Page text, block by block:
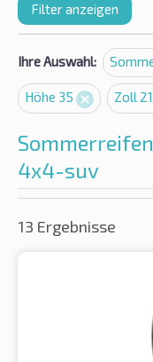
Filter anzeigen
Ihre Auswahl:
Höhe 35 Zoll 21
4x4-suv
13 Ergebnisse